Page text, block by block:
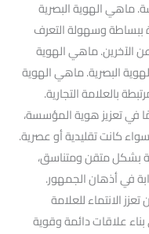
ماهي الهوية البصرية
ببساطة وسهولة التعرف
الآخرين. ماهي الهوية
البصرية. ماهي الهوية
بالعلامة التجارية.
في تعزيز هوية المؤسسة،
كانت تقليدية أو عصرية.
بشكل متقن ومتناسق،
في أذهان الجمهور.
الانتماء للعلامة
علاقات دائمة وقوية